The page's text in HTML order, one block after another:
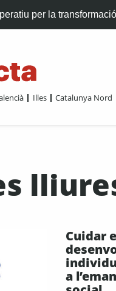
per la
Illes Catalunya Nord
Cuidar
a